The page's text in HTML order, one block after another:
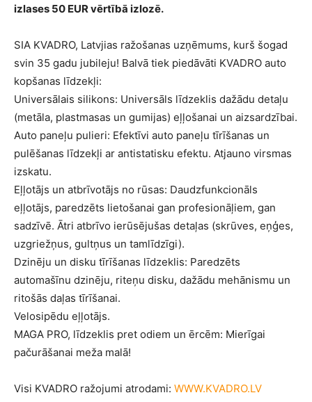
izlases 50 EUR vērtībā izlozē.
SIA KVADRO, Latvjias ražošanas uzņēmums, kurš šogad
svin 35 gadu jubileju! Balvā tiek piedāvāti KVADRO auto
kopšanas līdzekļi:
Universālais silikons: Universāls līdzeklis dažādu detaļu
(metāla, plastmasas un gumijas) eļļošanai un aizsardzībai.
Auto paneļu pulieri: Efektīvi auto paneļu tīrīšanas un
pulēšanas līdzekļi ar antistatisku efektu. Atjauno virsmas
izskatu.
Eļļotājs un atbrīvotājs no rūsas: Daudzfunkcionāls
eļļotājs, paredzēts lietošanai gan profesionāļiem, gan
sadzīvē. Ātri atbrīvo ierūsējušas detaļas (skrūves, eņģes,
uzgriežņus, gultņus un tamlīdzīgi).
Dzinēju un disku tīrīšanas līdzeklis: Paredzēts
automašīnu dzinēju, riteņu disku, dažādu mehānismu un
ritošās daļas tīrīšanai.
Velosipēdu eļļotājs.
MAGA PRO, līdzeklis pret odiem un ērcēm: Mierīgai
pačurāšanai meža malā!
Visi KVADRO ražojumi atrodami: WWW.KVADRO.LV